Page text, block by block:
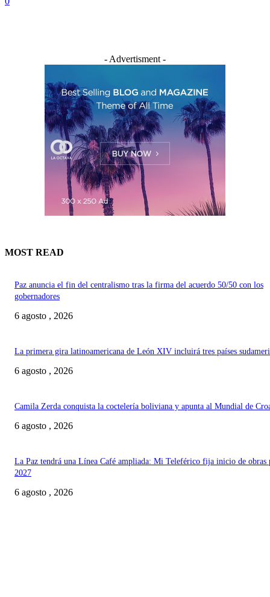
- Advertisment -
MOST READ
Paz anuncia el fin del centralismo tras la firma del acuerdo 50/50 con los
gobernadores
6 agosto , 2026
La primera gira latinoamericana de León XIV incluirá tres países
6 agosto , 2026
Camila Zerda conquista la coctelería boliviana y apunta al Mundial de
6 agosto , 2026
La Paz tendrá una Línea Café ampliada: Mi Teleférico fija inicio de obras
2027
6 agosto , 2026